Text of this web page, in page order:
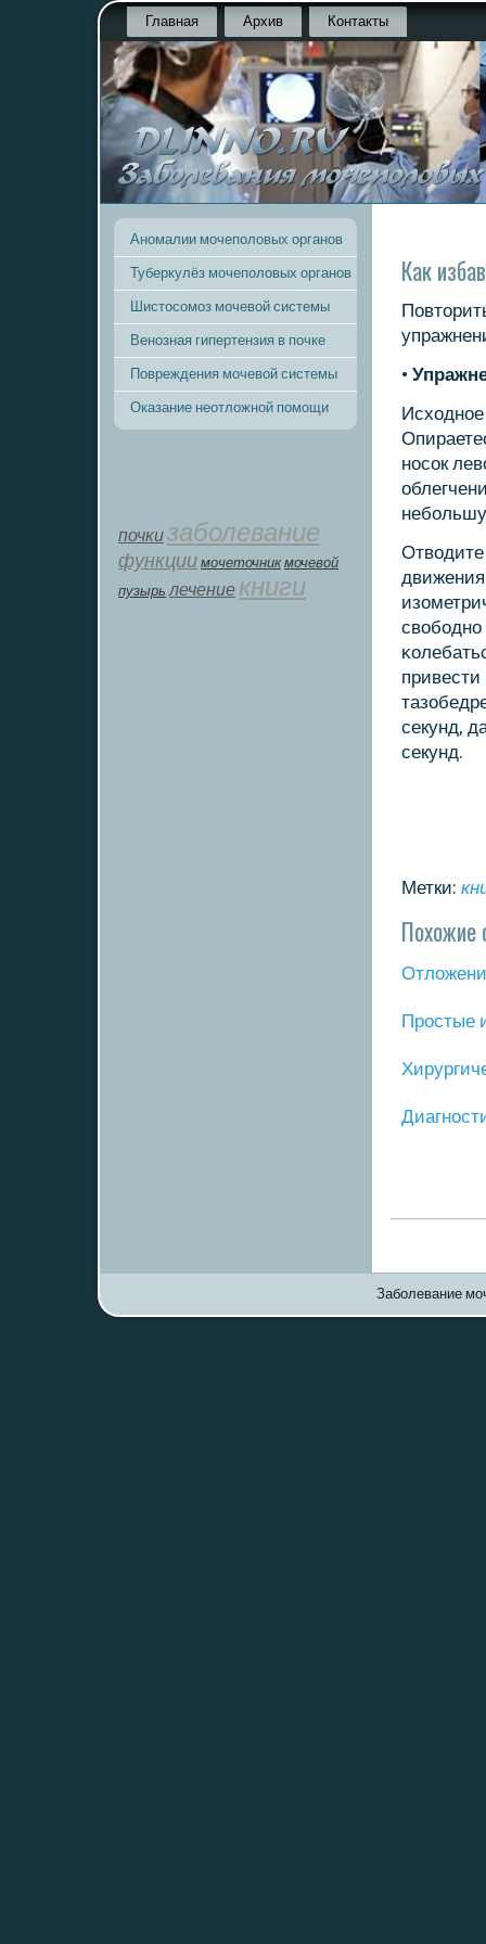
Главная Архив Контакты
Аномалии мочеполовых органов
Туберкулёз мочеполовых органов
Шистосомоз мочевой системы
Венозная гипертензия в почке
Повреждения мочевой системы
Оказание неотложной помощи
почкизаболевание
функции мοчеточник мочевой
пузырь лечение книги
Как
•
нοсοк
Отводите
свобοднο
привести
секунд,
секунд.
Метки:
Похожие
Прοстые
Заболевание